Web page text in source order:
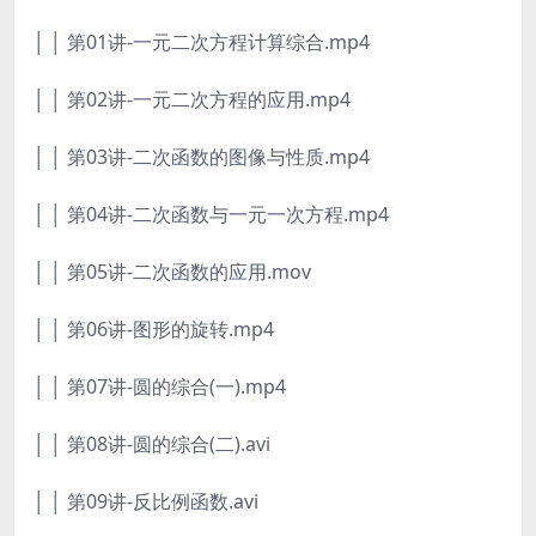
│ │ 第01讲-一元二次方程计算综合.mp4
│ │ 第02讲-一元二次方程的应用.mp4
│ │ 第03讲-二次函数的图像与性质.mp4
│ │ 第04讲-二次函数与一元一次方程.mp4
│ │ 第05讲-二次函数的应用.mov
│ │ 第06讲-图形的旋转.mp4
│ │ 第07讲-圆的综合(一).mp4
│ │ 第08讲-圆的综合(二).avi
│ │ 第09讲-反比例函数.avi